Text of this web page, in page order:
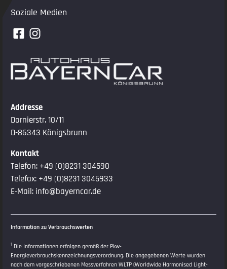
Addresse
Dornierstr. 10/11
D-86343 Königsbrunn
Kontakt
Telefon: +49 (0)8231 304590
Telefax: +49 (0)8231 3045933
E-Mail: info@bayerncar.de
Soziale Medien
Information zu Verbrauchswerten
1 Die Informationen erfolgen gemäß der Pkw-
Energieverbrauchskennzeichnungsverordnung. Die angegebenen Werte wurden
nach dem vorgeschriebenen Messverfahren WLTP (Worldwide Harmonised Light-